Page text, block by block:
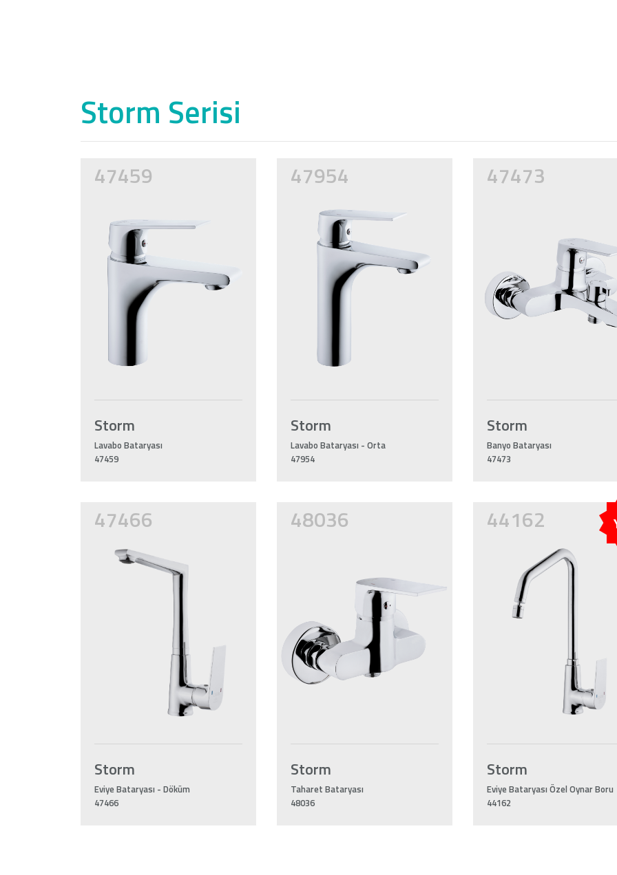
Storm Serisi
47459
Storm
Lavabo Bataryası
47459
47954
Storm
Lavabo Bataryası - Orta
47954
47473
Storm
Banyo Bataryası
47473
47466
Storm
Eviye Bataryası - Döküm
47466
48036
Storm
Taharet Bataryası
48036
44162
Storm
Eviye Bataryası Özel Oynar Boru
44162